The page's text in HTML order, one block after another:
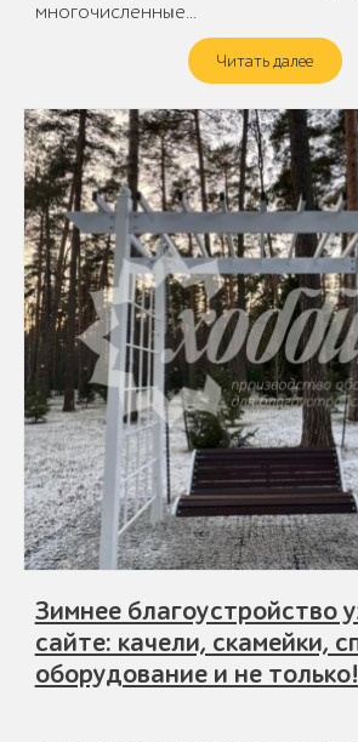
многочисленные…
Читать далее
Зимнее благоустройство
сайте: качели, скамейки,
оборудование и не только!